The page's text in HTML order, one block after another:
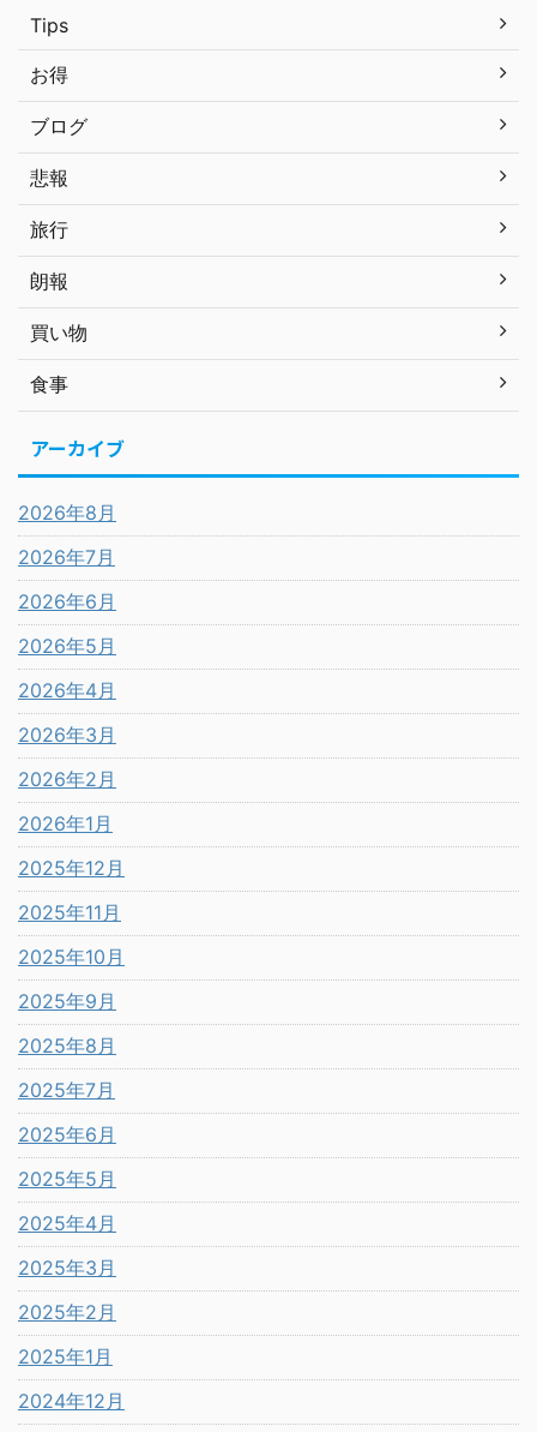
Tips
お得
ブログ
悲報
旅行
朗報
買い物
食事
アーカイブ
2026年8月
2026年7月
2026年6月
2026年5月
2026年4月
2026年3月
2026年2月
2026年1月
2025年12月
2025年11月
2025年10月
2025年9月
2025年8月
2025年7月
2025年6月
2025年5月
2025年4月
2025年3月
2025年2月
2025年1月
2024年12月